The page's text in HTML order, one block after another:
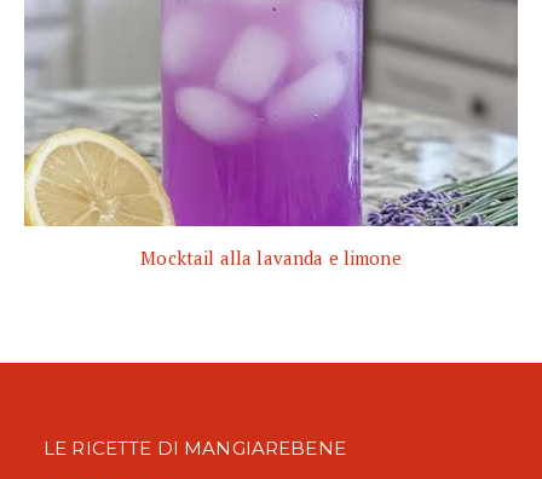
Mocktail alla lavanda e limone
LE RICETTE DI MANGIAREBENE